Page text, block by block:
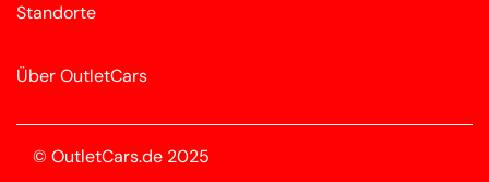
Standorte
Über OutletCars
© OutletCars.de 2025